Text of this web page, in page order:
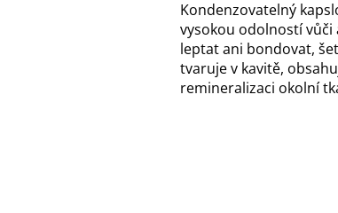
Kondenzovatelný
vysokou odolností vůči
leptat ani bondovat,
tvaruje v kavitě,
remineralizaci okolní